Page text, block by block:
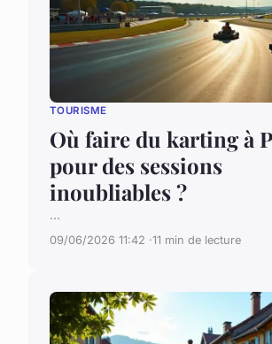
TOURISME
Où faire du karting à
pour des sessions
inoubliables ?
...
09/06/2026 11:42 11 min de lecture